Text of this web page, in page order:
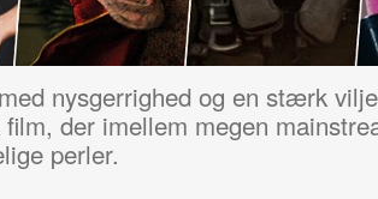
nysgerrighed og en stærk
der imellem megen
perler.